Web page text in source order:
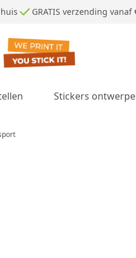
GRATIS verzending vanaf
drukken category
Stickers